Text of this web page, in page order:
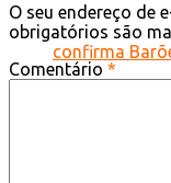
O seu endereço de
obrigatórios são
Comentário *